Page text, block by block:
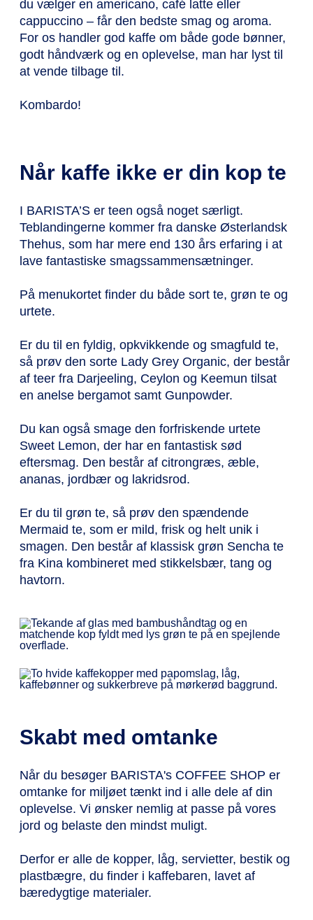
du vælger en americano, café latte eller
cappuccino – får den bedste smag og aroma.
For os handler god kaffe om både gode bønner,
godt håndværk og en oplevelse, man har lyst til
at vende tilbage til.
Kombardo!
Når kaffe ikke er din kop te
I BARISTA’S er teen også noget særligt.
Teblandingerne kommer fra danske Østerlandsk
Thehus, som har mere end 130 års erfaring i at
lave fantastiske smagssammensætninger.
På menukortet finder du både sort te, grøn te og
urtete.
Er du til en fyldig, opkvikkende og smagfuld te,
så prøv den sorte Lady Grey Organic, der består
af teer fra Darjeeling, Ceylon og Keemun tilsat
en anelse bergamot samt Gunpowder.
Du kan også smage den forfriskende urtete
Sweet Lemon, der har en fantastisk sød
eftersmag. Den består af citrongræs, æble,
ananas, jordbær og lakridsrod.
Er du til grøn te, så prøv den spændende
Mermaid te, som er mild, frisk og helt unik i
smagen. Den består af klassisk grøn Sencha te
fra Kina kombineret med stikkelsbær, tang og
havtorn.
Skabt med omtanke
Når du besøger BARISTA's COFFEE SHOP er
omtanke for miljøet tænkt ind i alle dele af din
oplevelse. Vi ønsker nemlig at passe på vores
jord og belaste den mindst muligt.
Derfor er alle de kopper, låg, servietter, bestik og
plastbægre, du finder i kaffebaren, lavet af
bæredygtige materialer.